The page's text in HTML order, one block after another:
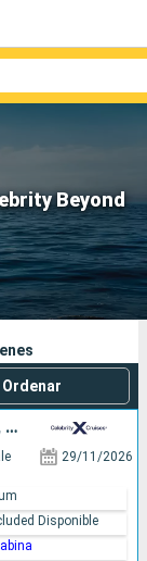
Beyond
Ordenar
REPÚBLICA DOMINICANA, SAN MARTÍN, ESTADOS UNIDOS
29/11/2026
Disponible